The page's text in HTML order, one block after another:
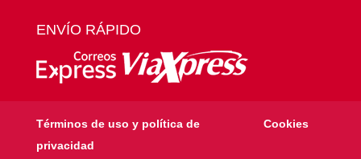
ENVÍO RÁPIDO
Términos de uso y política de
privacidad
Cookies